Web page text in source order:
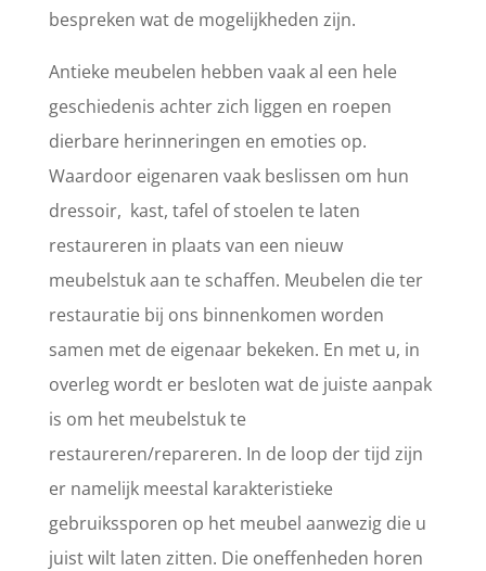
bespreken wat de mogelijkheden zijn.
Antieke meubelen hebben vaak al een hele
geschiedenis achter zich liggen en roepen
dierbare herinneringen en emoties op.
Waardoor eigenaren vaak beslissen om hun
dressoir, kast, tafel of stoelen te laten
restaureren in plaats van een nieuw
meubelstuk aan te schaffen. Meubelen die ter
restauratie bij ons binnenkomen worden
samen met de eigenaar bekeken. En met u, in
overleg wordt er besloten wat de juiste aanpak
is om het meubelstuk te
restaureren/repareren. In de loop der tijd zijn
er namelijk meestal karakteristieke
gebruikssporen op het meubel aanwezig die u
juist wilt laten zitten. Die oneffenheden horen